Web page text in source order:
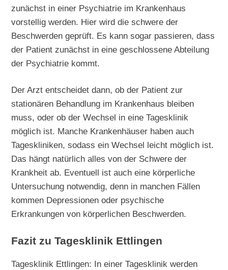
zunächst in einer Psychiatrie im Krankenhaus
vorstellig werden. Hier wird die schwere der
Beschwerden geprüft. Es kann sogar passieren, dass
der Patient zunächst in eine geschlossene Abteilung
der Psychiatrie kommt.
Der Arzt entscheidet dann, ob der Patient zur
stationären Behandlung im Krankenhaus bleiben
muss, oder ob der Wechsel in eine Tagesklinik
möglich ist. Manche Krankenhäuser haben auch
Tageskliniken, sodass ein Wechsel leicht möglich ist.
Das hängt natürlich alles von der Schwere der
Krankheit ab. Eventuell ist auch eine körperliche
Untersuchung notwendig, denn in manchen Fällen
kommen Depressionen oder psychische
Erkrankungen von körperlichen Beschwerden.
Fazit zu Tagesklinik Ettlingen
Tagesklinik Ettlingen: In einer Tagesklinik werden